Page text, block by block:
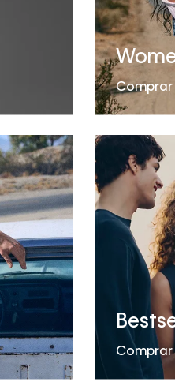
Comprar